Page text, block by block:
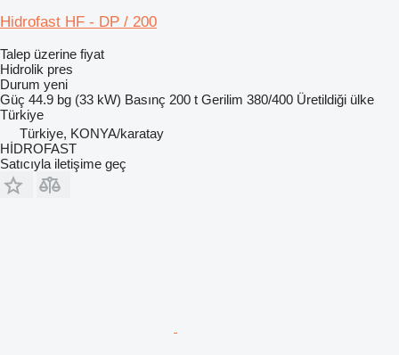
Hidrofast HF - DP / 200
Talep üzerine fiyat
Hidrolik pres
Durum yeni
Güç 44.9 bg (33 kW) Basınç 200 t Gerilim 380/400 Üretildiği ülke
Türkiye
Türkiye, KONYA/karatay
HİDROFAST
Satıcıyla iletişime geç